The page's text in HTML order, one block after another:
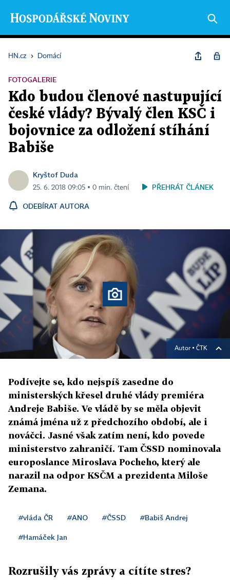
HN.cz › Domácí
FOTOGALERIE
Kdo budou členové nastupující
české vlády? Bývalý člen KSČ i
bojovnice za odložení stíhání
Babiše
Kryštof Duda
25. 6. 2018 09:05 ▪ 0 min. čtení PŘEHRÁT ČLÁNEK
ODEBÍRAT AUTORA
Autor ▪ ČTK
Podívejte se, kdo nejspíš zasedne do
ministerských křesel druhé vlády premiéra
Andreje Babiše. Ve vládě by se měla objevit
známá jména už z předchozího období, ale i
nováčci. Jasné však zatím není, kdo povede
ministerstvo zahraničí. Tam ČSSD nominovala
europoslance Miroslava Pocheho, který ale
narazil na odpor KSČM a prezidenta Miloše
Zemana.
#vláda ČR #ANO #ČSSD #Babiš Andrej
#Hamáček Jan
Rozrušily vás zprávy a cítíte stres?